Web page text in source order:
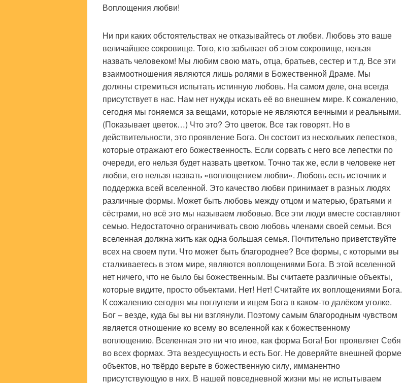
Воплощения любви!
Ни при каких обстоятельствах не отказывайтесь от любви. Любовь это ваше
величайшее сокровище. Того, кто забывает об этом сокровище, нельзя
назвать человеком! Мы любим свою мать, отца, братьев, сестер и т.д. Все эти
взаимоотношения являются лишь ролями в Божественной Драме. Мы
должны стремиться испытать истинную любовь. На самом деле, она всегда
присутствует в нас. Нам нет нужды искать её во внешнем мире. К сожалению,
сегодня мы гоняемся за вещами, которые не являются вечными и реальными.
(Показывает цветок…) Что это? Это цветок. Все так говорят. Но в
действительности, это проявление Бога. Он состоит из нескольких лепестков,
которые отражают его божественность. Если сорвать с него все лепестки по
очереди, его нельзя будет назвать цветком. Точно так же, если в человеке нет
любви, его нельзя назвать «воплощением любви». Любовь есть источник и
поддержка всей вселенной. Это качество любви принимает в разных людях
различные формы. Может быть любовь между отцом и матерью, братьями и
сёстрами, но всё это мы называем любовью. Все эти люди вместе составляют
семью. Недостаточно ограничивать свою любовь членами своей семьи. Вся
вселенная должна жить как одна большая семья. Почтительно приветствуйте
всех на своем пути. Что может быть благороднее? Все формы, с которыми вы
сталкиваетесь в этом мире, являются воплощениями Бога. В этой вселенной
нет ничего, что не было бы божественным. Вы считаете различные объекты,
которые видите, просто объектами. Нет! Нет! Считайте их воплощениями Бога.
К сожалению сегодня мы поглупели и ищем Бога в каком-то далёком уголке.
Бог – везде, куда бы вы ни взглянули. Поэтому самым благородным чувством
является отношение ко всему во вселенной как к божественному
воплощению. Вселенная это ни что иное, как форма Бога! Бог проявляет Себя
во всех формах. Эта вездесущность и есть Бог. Не доверяйте внешней форме
объектов, но твёрдо верьте в божественную силу, имманентно
присутствующую в них. В нашей повседневной жизни мы не испытываем